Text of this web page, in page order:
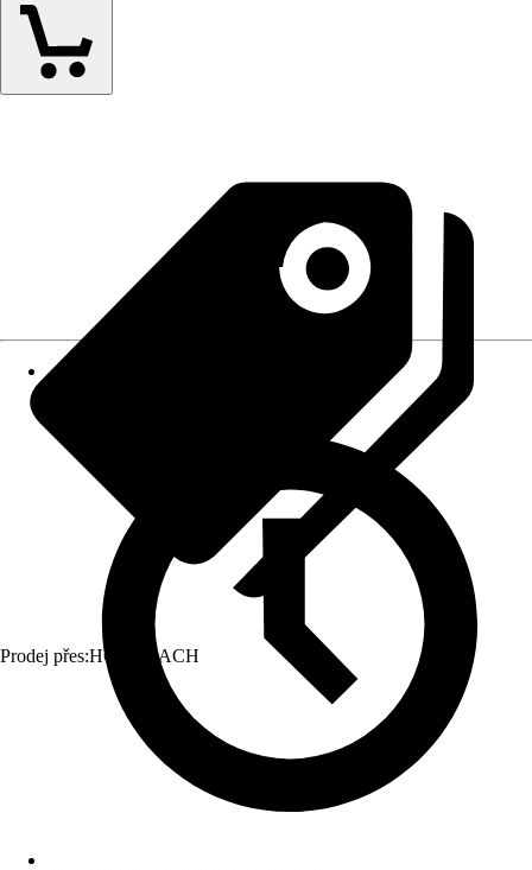
Prodej přes:HORNBACH